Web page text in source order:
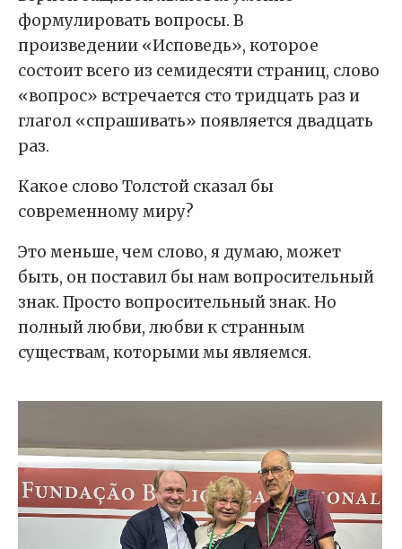
формулировать вопросы. В
произведении «Исповедь», которое
состоит всего из семидесяти страниц, слово
«вопрос» встречается сто тридцать раз и
глагол «спрашивать» появляется двадцать
раз.
Какое слово Толстой сказал бы
современному миру?
Это меньше, чем слово, я думаю, может
быть, он поставил бы нам вопросительный
знак. Просто вопросительный знак. Но
полный любви, любви к странным
существам, которыми мы являемся.